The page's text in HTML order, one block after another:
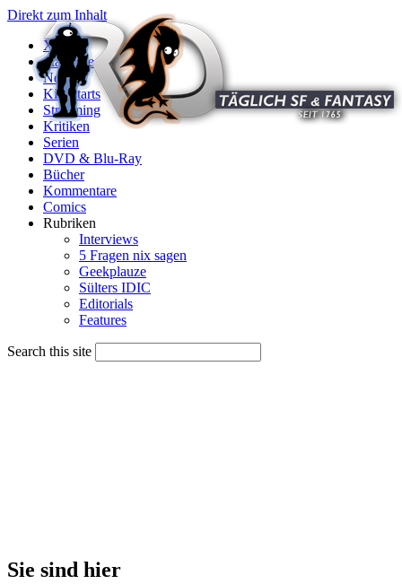
Direkt zum Inhalt
X
Startseite
News
Kinostarts
Streaming
Kritiken
Serien
DVD & Blu-Ray
Bücher
Kommentare
Comics
Rubriken
Interviews
5 Fragen nix sagen
Geekplauze
Sülters IDIC
Editorials
Features
Search this site
Sie sind hier